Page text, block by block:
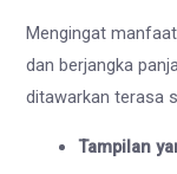
Mengingat
dan berjangka
ditawarkan terasa
Tampilan